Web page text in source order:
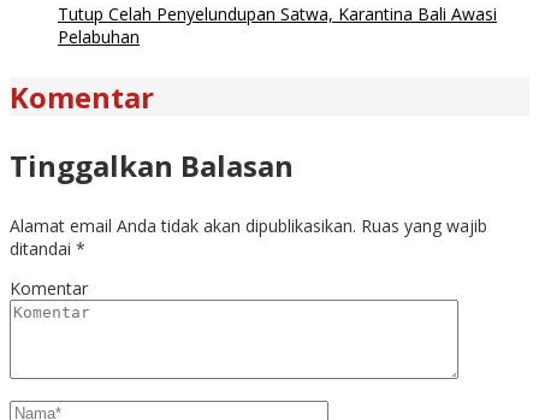
Tutup Celah Penyelundupan Satwa, Karantina Bali Awasi
Pelabuhan
Komentar
Tinggalkan Balasan
Alamat email Anda tidak akan dipublikasikan. Ruas yang wajib
ditandai *
Komentar